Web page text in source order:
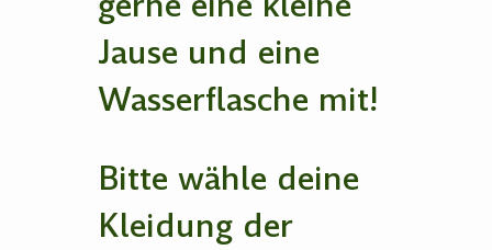
Jause und eine
Wasserflasche mit!
Bitte wähle deine
Kleidung der